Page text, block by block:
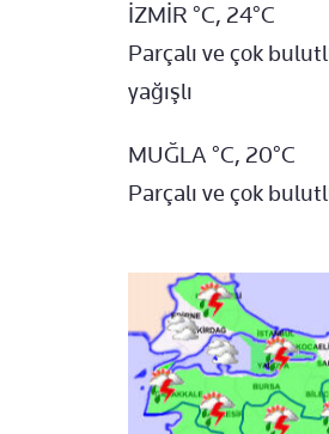
İZMİR °C, 24°C
Parçalı ve çok
yağışlı
MUĞLA °C, 20°C
Parçalı ve çok